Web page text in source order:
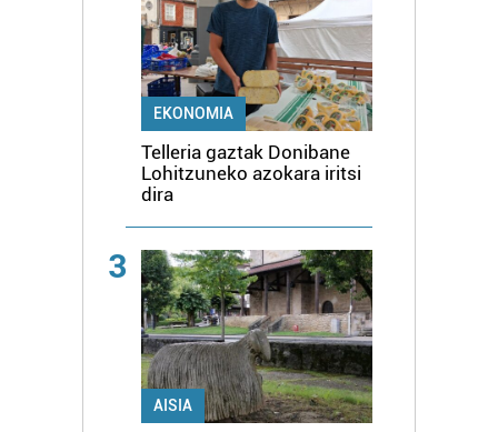
EKONOMIA
Telleria gaztak Donibane
Lohitzuneko azokara iritsi
dira
3
AISIA